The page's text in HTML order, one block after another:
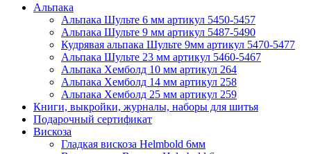
Альпака
Альпака Шульте 6 мм артикул 5450-5457
Альпака Шульте 9 мм артикул 5487-5490
Кудрявая альпака Шульте 9мм артикул 5470-5477
Альпака Шульте 23 мм артикул 5460-5467
Альпака Хемболд 10 мм артикул 264
Альпака Хемболд 14 мм артикул 258
Альпака Хемболд 25 мм артикул 259
Книги, выкройки, журналы, наборы для шитья
Подарочный сертификат
Вискоза
Гладкая вискоза Helmbold 6мм